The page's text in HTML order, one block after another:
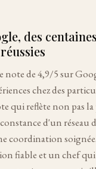
des centaines
note de 4,9/5 sur
chez des
qui reflète non pas
d'un réseau
coordination
fiable et un chef qui